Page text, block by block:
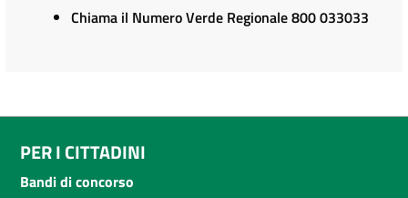
Chiama il Numero Verde Regionale 800 033033
PER I CITTADINI
Bandi di concorso